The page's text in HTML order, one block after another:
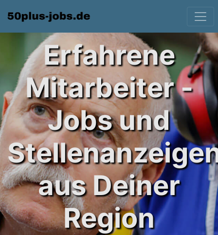
Erfahrene
Mitarbeiter -
Jobs und
aus Deiner
Region